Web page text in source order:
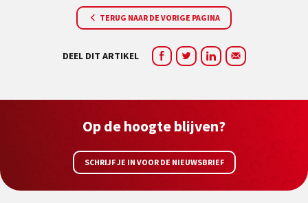
TERUG NAAR DE VORIGE PAGINA
DEEL DIT ARTIKEL
Op de hoogte blijven?
SCHRIJF JE IN VOOR DE NIEUWSBRIEF